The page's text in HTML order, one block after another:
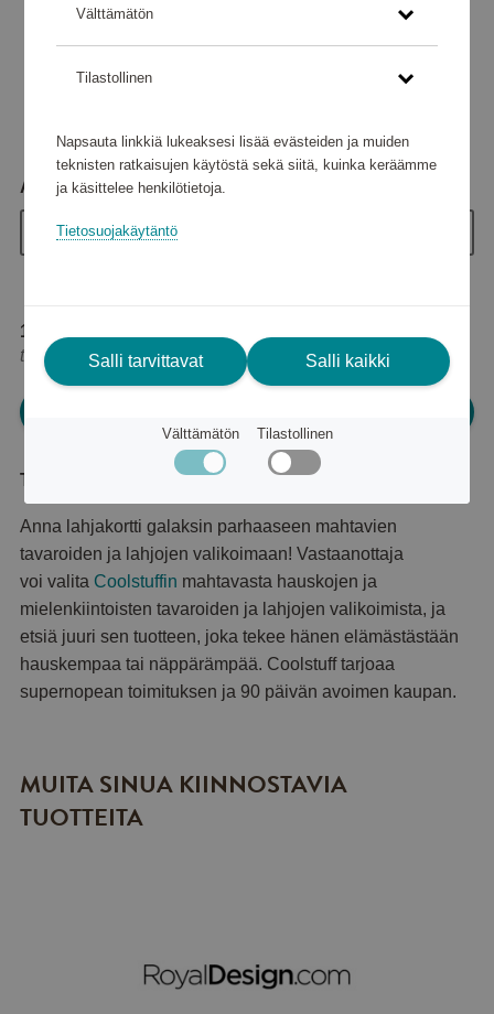
Arvo
20 €
15 865 pistettä
tai
19 €
Tuotekuvaus
Anna lahjakortti galaksin parhaaseen mahtavien
tavaroiden ja lahjojen valikoimaan! Vastaanottaja
voi valita Coolstuffin mahtavasta hauskojen ja
mielenkiintoisten tavaroiden ja lahjojen valikoimista, ja
etsiä juuri sen tuotteen, joka tekee hänen elämästästään
hauskempaa tai näppärämpää. Coolstuff tarjoaa
supernopean toimituksen ja 90 päivän avoimen kaupan.
MUITA SINUA KIINNOSTAVIA
TUOTTEITA
Välttämätön
Tilastollinen
Napsauta linkkiä lukeaksesi lisää evästeiden ja muiden
teknisten ratkaisujen käytöstä sekä siitä, kuinka keräämme
ja käsittelee henkilötietoja.
Tietosuojakäytäntö
Salli tarvittavat Salli kaikki
Välttämätön Tilastollinen